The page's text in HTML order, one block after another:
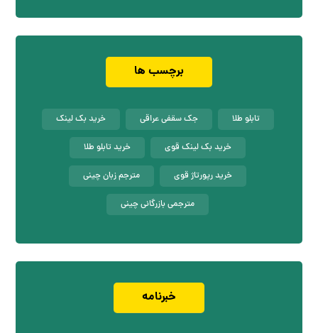
برچسب ها
تابلو طلا جک سقفی عراقی خرید بک لینک
خرید بک لینک قوی خرید تابلو طلا
خرید رپورتاژ قوی مترجم زبان چینی
مترجمی بازرگانی چینی
خبرنامه